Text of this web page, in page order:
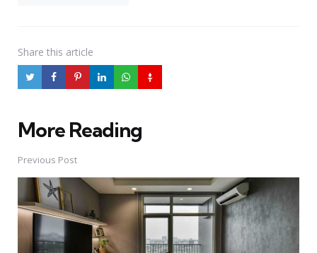
Share this article
More Reading
Post
navigation
Previous Post